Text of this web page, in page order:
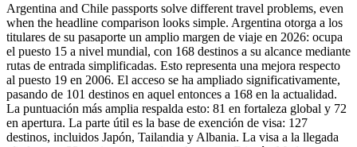
Argentina and Chile passports solve different travel problems, even
when the headline comparison looks simple. Argentina otorga a los
titulares de su pasaporte un amplio margen de viaje en 2026: ocupa
el puesto 15 a nivel mundial, con 168 destinos a su alcance mediante
rutas de entrada simplificadas. Esto representa una mejora respecto
al puesto 19 en 2006. El acceso se ha ampliado significativamente,
pasando de 101 destinos en aquel entonces a 168 en la actualidad.
La puntuación más amplia respalda esto: 81 en fortaleza global y 72
en apertura. La parte útil es la base de exención de visa: 127
destinos, incluidos Japón, Tailandia y Albania. La visa a la llegada